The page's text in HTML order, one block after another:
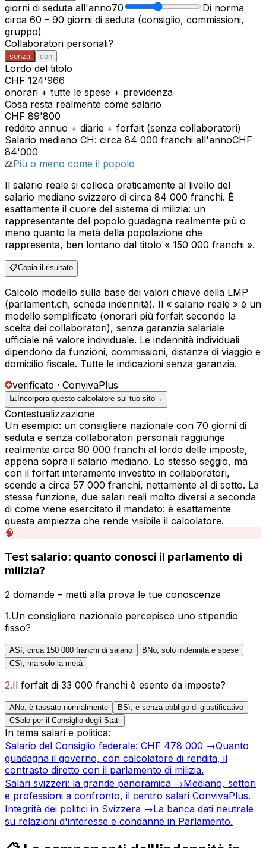
giorni di seduta all'anno70
Di norma
circa 60 – 90 giorni di seduta (consiglio, commissioni,
gruppo)
Collaboratori personali?
senza con
Lordo del titolo
CHF 124'966
onorari + tutte le spese + previdenza
Cosa resta realmente come salario
CHF 89'800
reddito annuo + diarie + forfait (senza collaboratori)
Salario mediano CH: circa 84 000 franchi all'annoCHF
84'000
⚖️Più o meno come il popolo
Il salario reale si colloca praticamente al livello del
salario mediano svizzero di circa 84 000 franchi. È
esattamente il cuore del sistema di milizia: un
rappresentante del popolo guadagna realmente più o
meno quanto la metà della popolazione che
rappresenta, ben lontano dal titolo « 150 000 franchi ».
📋Copia il risultato
Calcolo modello sulla base dei valori chiave della LMP
(parlament.ch, scheda indennità). Il « salario reale » è un
modello semplificato (onorari più forfait secondo la
scelta dei collaboratori), senza garanzia salariale
ufficiale né valore individuale. Le indennità individuali
dipendono da funzioni, commissioni, distanza di viaggio e
domicilio fiscale. Tutte le indicazioni senza garanzia.
verificato · ConvivaPlus
📊 Incorpora questo calcolatore sul tuo sito→
Contestualizzazione
Un esempio: un consigliere nazionale con 70 giorni di
seduta e senza collaboratori personali raggiunge
realmente circa 90 000 franchi al lordo delle imposte,
appena sopra il salario mediano. Lo stesso seggio, ma
con il forfait interamente investito in collaboratori,
scende a circa 57 000 franchi, nettamente al di sotto. La
stessa funzione, due salari reali molto diversi a seconda
di come viene esercitato il mandato: è esattamente
questa ampiezza che rende visibile il calcolatore.
🧠
Test salario: quanto conosci il parlamento di
milizia?
2 domande – metti alla prova le tue conoscenze
1.Un consigliere nazionale percepisce uno stipendio
fisso?
ASì, circa 150 000 franchi di salario BNo, solo indennità e spese
CSì, ma solo la metà
2.Il forfait di 33 000 franchi è esente da imposte?
ANo, è tassato normalmente BSì, e senza obbligo di giustificativo
CSolo per il Consiglio degli Stati
In tema salari e politica:
Salario del Consiglio federale: CHF 478 000 →Quanto
guadagna il governo, con calcolatore di rendita, il
contrasto diretto con il parlamento di milizia.
Salari svizzeri: la grande panoramica →Mediano, settori
e professioni a confronto, il centro salari ConvivaPlus.
Integrità dei politici in Svizzera →La banca dati neutrale
su relazioni d'interesse e condanne in Parlamento.